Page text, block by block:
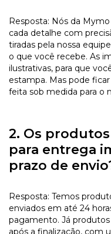
Resposta: Nós da
cada detalhe com
tiradas pela nossa
o que você recebe. As
ilustrativas, para que
estampa. Mas pode
feita sob medida para o
2. Os
para entrega
prazo de
Resposta: Temos
enviados em até 24
pagamento. Já
após a finalização, com